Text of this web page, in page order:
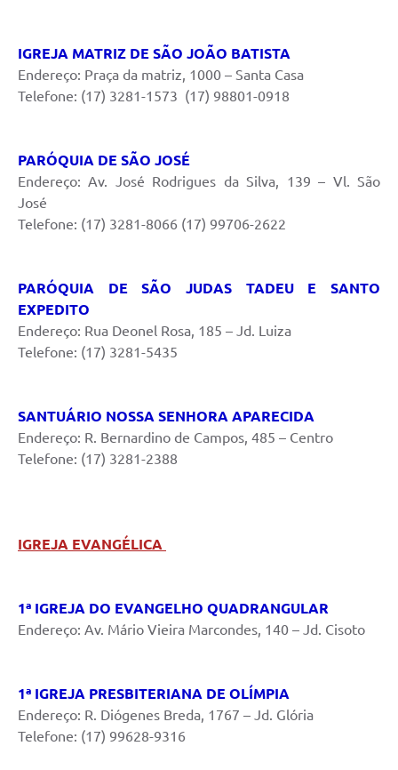
IGREJA MATRIZ DE SÃO JOÃO BATISTA
Endereço: Praça da matriz, 1000 – Santa Casa
Telefone: (17) 3281-1573 (17) 98801-0918
PARÓQUIA DE SÃO JOSÉ
Endereço: Av. José Rodrigues da Silva, 139 – Vl. São
José
Telefone: (17) 3281-8066 (17) 99706-2622
PARÓQUIA DE SÃO JUDAS TADEU E SANTO
EXPEDITO
Endereço: Rua Deonel Rosa, 185 – Jd. Luiza
Telefone: (17) 3281-5435
SANTUÁRIO NOSSA SENHORA APARECIDA
Endereço: R. Bernardino de Campos, 485 – Centro
Telefone: (17) 3281-2388
IGREJA EVANGÉLICA
1ª IGREJA DO EVANGELHO QUADRANGULAR
Endereço: Av. Mário Vieira Marcondes, 140 – Jd. Cisoto
1ª IGREJA PRESBITERIANA DE OLÍMPIA
Endereço: R. Diógenes Breda, 1767 – Jd. Glória
Telefone: (17) 99628-9316